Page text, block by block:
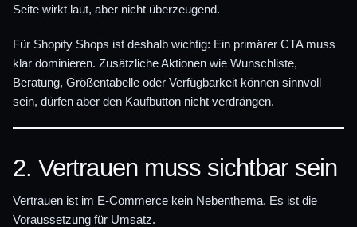
Seite wirkt laut, aber nicht überzeugend.
Für Shopify Shops ist deshalb wichtig: Ein primärer CTA muss
klar dominieren. Zusätzliche Aktionen wie Wunschliste,
Beratung, Größentabelle oder Verfügbarkeit können sinnvoll
sein, dürfen aber den Kaufbutton nicht verdrängen.
2. Vertrauen muss sichtbar sein
Vertrauen ist im E-Commerce kein Nebenthema. Es ist die
Voraussetzung für Umsatz.